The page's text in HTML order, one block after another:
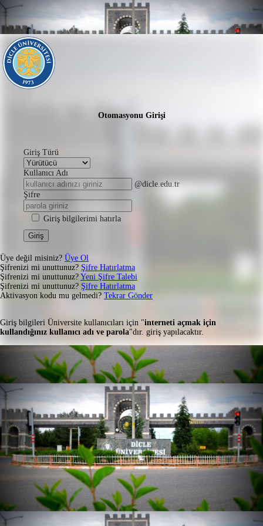
Otomasyonu Girişi
Giriş Türü
Kullanıcı Adı
@dicle.edu.tr
Şifre
Giriş bilgilerimi hatırla
Giriş
Üye değil misiniz? Üye Ol
Şifrenizi mi unuttunuz? Şifre Hatırlatma
Şifrenizi mi unuttunuz? Yeni Şifre Talebi
Şifrenizi mi unuttunuz? Şifre Hatırlatma
Aktivasyon kodu mu gelmedi? Tekrar Gönder
Giriş bilgileri Üniversite kullanıcıları için "interneti açmak için
kullandığınız kullanıcı adı ve parola"dır. giriş yapılacaktır.